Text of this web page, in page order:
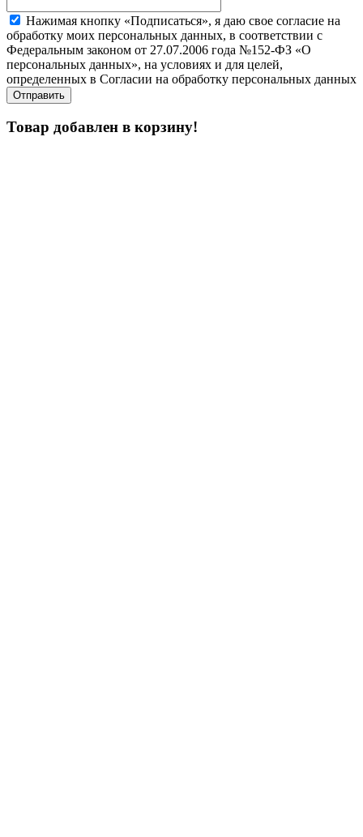
Нажимая кнопку «Подписаться», я даю свое согласие на
обработку моих персональных данных, в соответствии с
Федеральным законом от 27.07.2006 года №152-ФЗ «О
персональных данных», на условиях и для целей,
определенных в Согласии на обработку персональных данных
Товар добавлен в корзину!